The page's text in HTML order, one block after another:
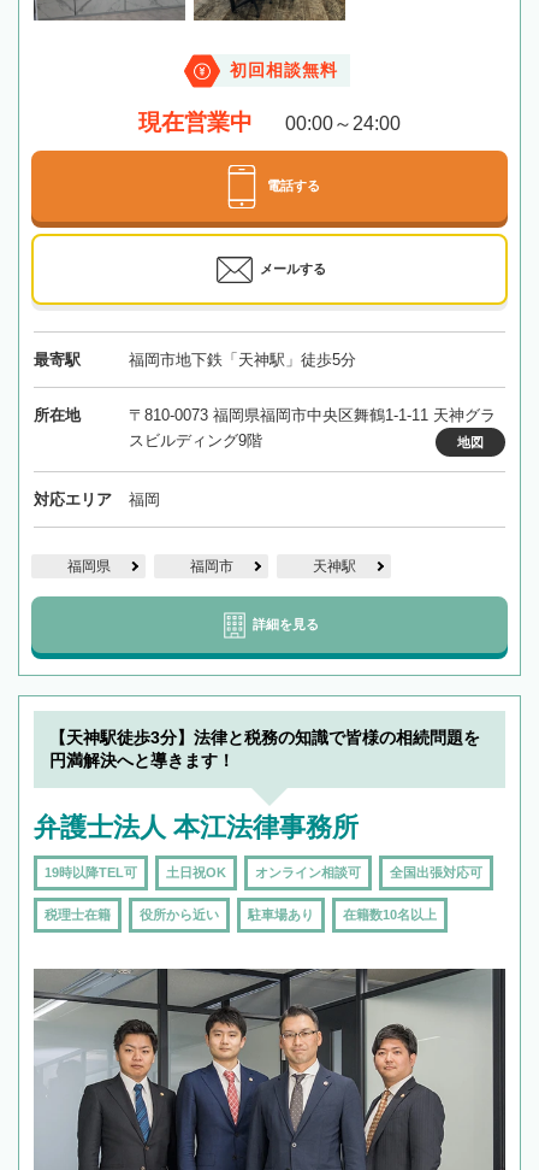
初回相談無料
現在営業中 00:00～24:00
電話する
メールする
最寄駅 福岡市地下鉄「天神駅」徒歩5分
所在地
〒810-0073 福岡県福岡市中央区舞鶴1-1-11 天神グラ
スビルディング9階
地図
対応エリア 福岡
福岡県 福岡市 天神駅
詳細を見る
【天神駅徒歩3分】法律と税務の知識で皆様の相続問題を
円満解決へと導きます！
弁護士法人 本江法律事務所
19時以降TEL可 土日祝OK オンライン相談可 全国出張対応可
税理士在籍 役所から近い 駐車場あり 在籍数10名以上